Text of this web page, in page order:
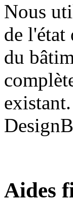
Nous
de l'état
du
Aides